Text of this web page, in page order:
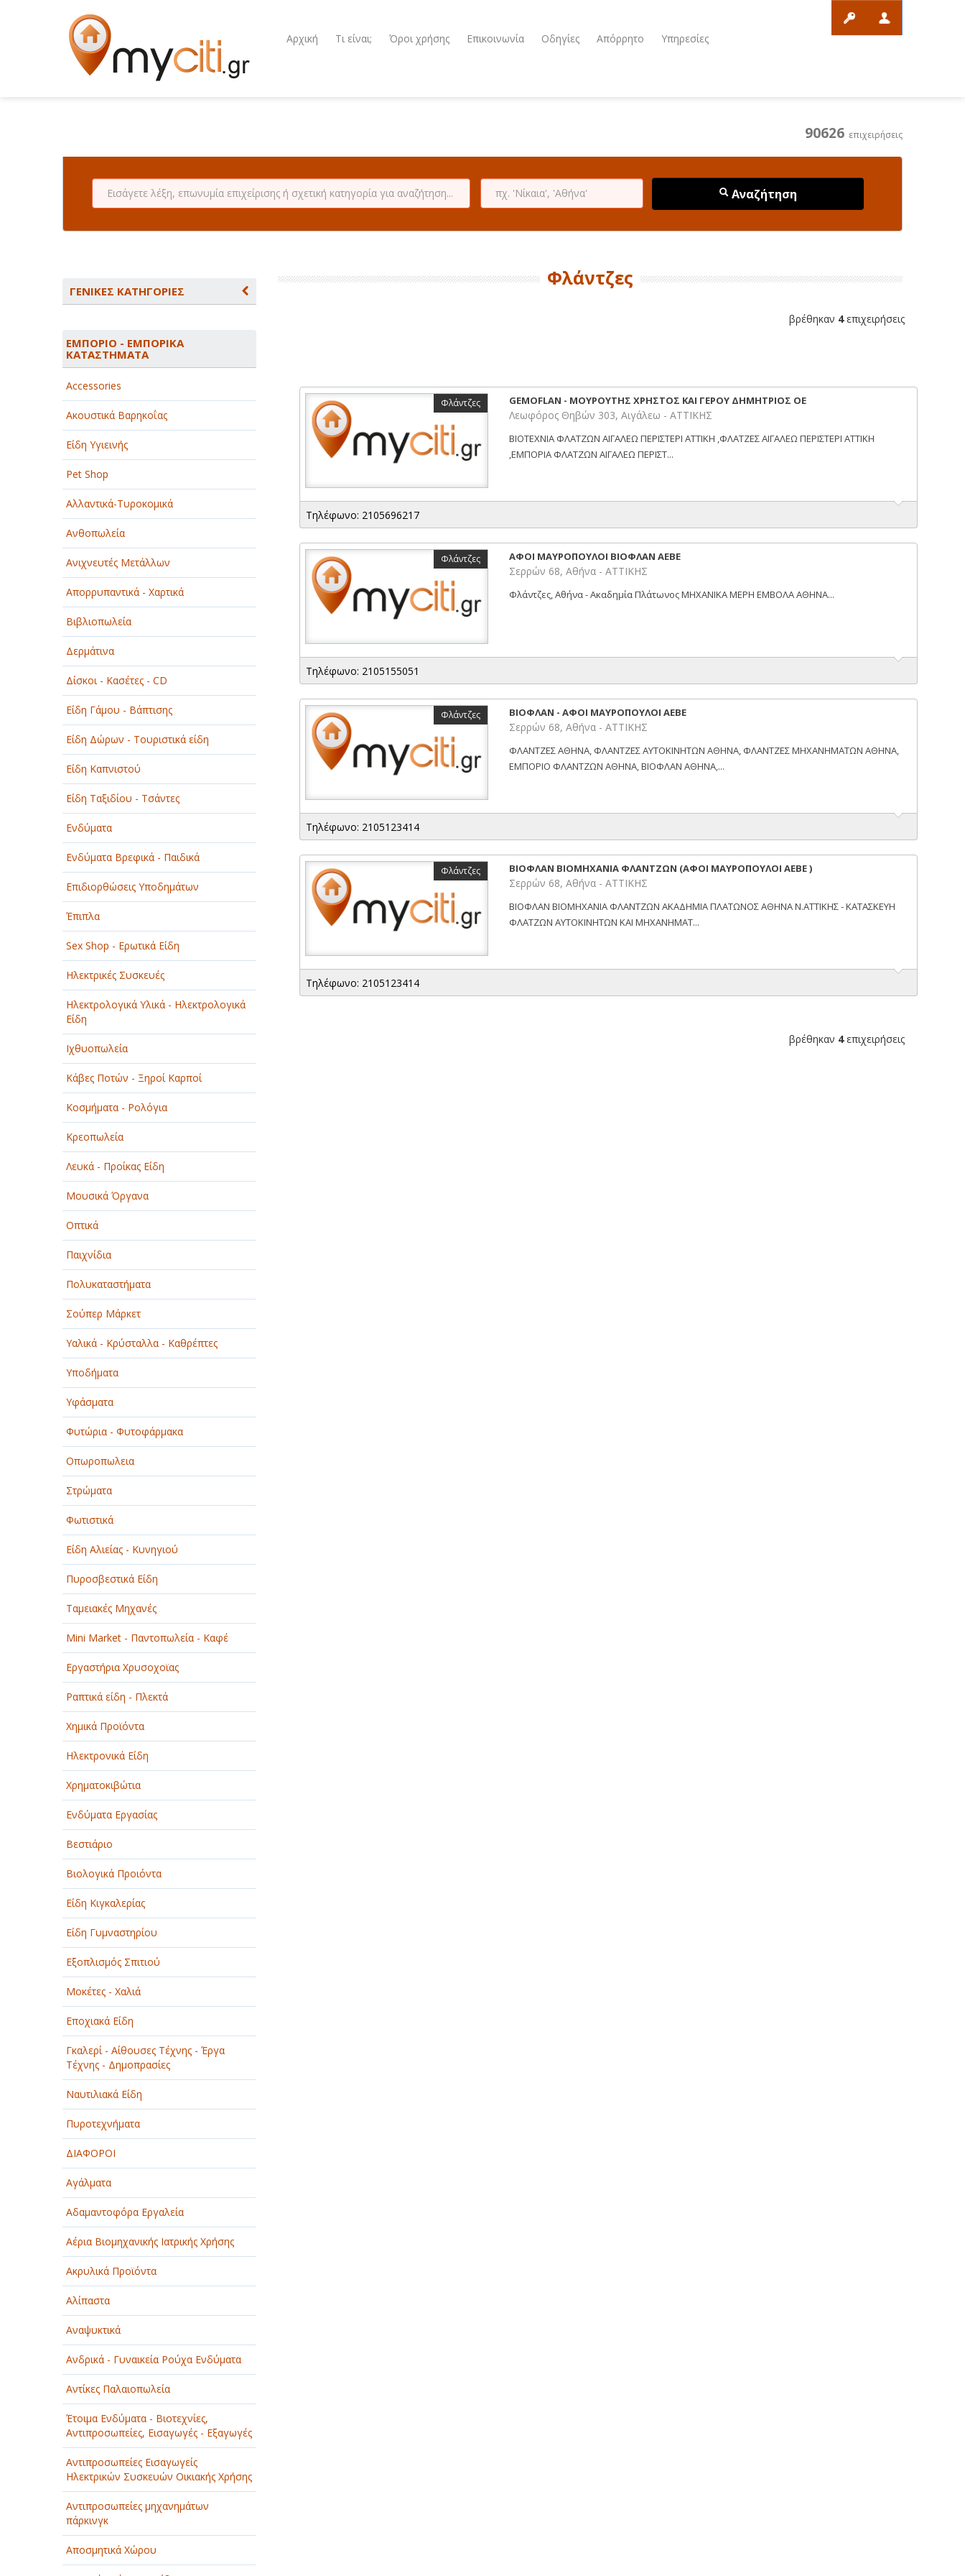
Αρχική Τι είναι; Όροι χρήσης Επικοινωνία Οδηγίες Απόρρητο Υπηρεσίες
90626 επιχειρήσεις
Αναζήτηση
ΓΕΝΙΚΕΣ ΚΑΤΗΓΟΡΙΕΣ
ΑΘΛΗΤΙΣΜΟΣ
ΑΥΤΟΚΙΝΗΤΑ - ΜΗΧΑΝΕΣ - ΣΚΑΦΗ
ΔΙΑΣΚΕΔΑΣΗ - ΨΥΧΑΓΩΓΙΑ - ΤΕΧΝΕΣ
ΔΙΑΦΗΜΙΣΗ - ΜΜΕ
ΕΚΚΛΗΣΙΕΣ - ΦΙΛΑΝΘΡΩΠΙΚΑ
ΣΩΜΑΤΕΙΑ
ΕΚΠΑΙΔΕΥΣΗ - ΣΧΟΛΕΣ
ΕΜΠΟΡΙΟ - ΕΜΠΟΡΙΚΑ
ΚΑΤΑΣΤΗΜΑΤΑ
ΕΡΓΟΣΤΑΣΙΑ - ΒΙΟΜΗΧΑΝΙΕΣ
ΞΕΝΟΔΟΧΕΙΑ - ΤΟΥΡΙΣΜΟΣ
ΟΜΟΡΦΙΑ
ΠΑΡΟΧΗ ΥΠΗΡΕΣΙΩΝ
ΤΕΧΝΙΚΑ - ΚΑΤΑΣΚΕΥΑΣΤΙΚΑ
ΤΕΧΝΟΛΟΓΙΑ
ΥΓΕΙΑ - ΙΑΤΡΟΙ
ΦΑΓΗΤΟ
ΕΜΠΟΡΙΟ - ΕΜΠΟΡΙΚΑ
ΚΑΤΑΣΤΗΜΑΤΑ
Accessories
Ακουστικά Βαρηκοΐας
Είδη Υγιεινής
Pet Shop
Αλλαντικά-Τυροκομικά
Ανθοπωλεία
Ανιχνευτές Μετάλλων
Απορρυπαντικά - Χαρτικά
Βιβλιοπωλεία
Δερμάτινα
Δίσκοι - Κασέτες - CD
Είδη Γάμου - Βάπτισης
Είδη Δώρων - Τουριστικά είδη
Είδη Καπνιστού
Είδη Ταξιδίου - Τσάντες
Ενδύματα
Ενδύματα Βρεφικά - Παιδικά
Επιδιορθώσεις Υποδημάτων
Έπιπλα
Sex Shop - Ερωτικά Είδη
Ηλεκτρικές Συσκευές
Ηλεκτρολογικά Υλικά - Ηλεκτρολογικά
Είδη
Ιχθυοπωλεία
Κάβες Ποτών - Ξηροί Καρποί
Κοσμήματα - Ρολόγια
Κρεοπωλεία
Λευκά - Προίκας Είδη
Μουσικά Όργανα
Οπτικά
Παιχνίδια
Πολυκαταστήματα
Σούπερ Μάρκετ
Υαλικά - Κρύσταλλα - Καθρέπτες
Υποδήματα
Υφάσματα
Φυτώρια - Φυτοφάρμακα
Οπωροπωλεια
Στρώματα
Φωτιστικά
Είδη Αλιείας - Κυνηγιού
Πυροσβεστικά Είδη
Ταμειακές Μηχανές
Mini Market - Παντοπωλεία - Καφέ
Εργαστήρια Χρυσοχοϊας
Ραπτικά είδη - Πλεκτά
Χημικά Προϊόντα
Ηλεκτρονικά Είδη
Χρηματοκιβώτια
Ενδύματα Εργασίας
Βεστιάριο
Βιολογικά Προιόντα
Είδη Κιγκαλερίας
Είδη Γυμναστηρίου
Εξοπλισμός Σπιτιού
Μοκέτες - Χαλιά
Εποχιακά Είδη
Γκαλερί - Αίθουσες Τέχνης - Έργα
Τέχνης - Δημοπρασίες
Ναυτιλιακά Είδη
Πυροτεχνήματα
ΔΙΑΦΟΡΟΙ
Αγάλματα
Αδαμαντοφόρα Εργαλεία
Αέρια Βιομηχανικής Ιατρικής Χρήσης
Ακρυλικά Προϊόντα
Αλίπαστα
Αναψυκτικά
Ανδρικά - Γυναικεία Ρούχα Ενδύματα
Αντίκες Παλαιοπωλεία
Έτοιμα Ενδύματα - Βιοτεχνίες,
Αντιπροσωπείες, Εισαγωγές - Εξαγωγές
Αντιπροσωπείες Εισαγωγείς
Ηλεκτρικών Συσκευών Οικιακής Χρήσης
Αντιπροσωπείες μηχανημάτων
πάρκινγκ
Αποσμητικά Χώρου
Φλάντζες
βρέθηκαν 4επιχειρήσεις
Φλάντζες GEMOFLAN - ΜΟΥΡΟΥΤΗΣ ΧΡΗΣΤΟΣ ΚΑΙ ΓΕΡΟΥ ΔΗΜΗΤΡΙΟΣ ΟΕ
Λεωφόρος Θηβών 303, Αιγάλεω - ΑΤΤΙΚΗΣ
ΒΙΟΤΕΧΝΙΑ ΦΛΑΤΖΩΝ ΑΙΓΑΛΕΩ ΠΕΡΙΣΤΕΡΙ ΑΤΤΙΚΗ ,ΦΛΑΤΖΕΣ ΑΙΓΑΛΕΩ ΠΕΡΙΣΤΕΡΙ ΑΤΤΙΚΗ
,ΕΜΠΟΡΙΑ ΦΛΑΤΖΩΝ ΑΙΓΑΛΕΩ ΠΕΡΙΣΤ...
Τηλέφωνο: 2105696217
Φλάντζες ΑΦΟΙ ΜΑΥΡΟΠΟΥΛΟΙ ΒΙΟΦΛΑΝ ΑΕΒΕ
Σερρών 68, Αθήνα - ΑΤΤΙΚΗΣ
Φλάντζες, Αθήνα - Ακαδημία Πλάτωνος ΜΗΧΑΝΙΚΑ ΜΕΡΗ ΕΜΒΟΛΑ ΑΘΗΝΑ...
Τηλέφωνο: 2105155051
Φλάντζες ΒΙΟΦΛΑΝ - ΑΦΟΙ ΜΑΥΡΟΠΟΥΛΟΙ ΑΕΒΕ
Σερρών 68, Αθήνα - ΑΤΤΙΚΗΣ
ΦΛΑΝΤΖΕΣ ΑΘΗΝΑ, ΦΛΑΝΤΖΕΣ ΑΥΤΟΚΙΝΗΤΩΝ ΑΘΗΝΑ, ΦΛΑΝΤΖΕΣ ΜΗΧΑΝΗΜΑΤΩΝ ΑΘΗΝΑ,
ΕΜΠΟΡΙΟ ΦΛΑΝΤΖΩΝ ΑΘΗΝΑ, ΒΙΟΦΛΑΝ ΑΘΗΝΑ,...
Τηλέφωνο: 2105123414
Φλάντζες ΒΙΟΦΛΑΝ ΒΙΟΜΗΧΑΝΙΑ ΦΛΑΝΤΖΩΝ (ΑΦΟΙ ΜΑΥΡΟΠΟΥΛΟΙ ΑΕΒΕ )
Σερρών 68, Αθήνα - ΑΤΤΙΚΗΣ
ΒΙΟΦΛΑΝ ΒΙΟΜΗΧΑΝΙΑ ΦΛΑΝΤΖΩΝ ΑΚΑΔΗΜΙΑ ΠΛΑΤΩΝΟΣ ΑΘΗΝΑ Ν.ΑΤΤΙΚΗΣ - ΚΑΤΑΣΚΕΥΗ
ΦΛΑΤΖΩΝ ΑΥΤΟΚΙΝΗΤΩΝ ΚΑΙ ΜΗΧΑΝΗΜΑΤ...
Τηλέφωνο: 2105123414
βρέθηκαν 4επιχειρήσεις